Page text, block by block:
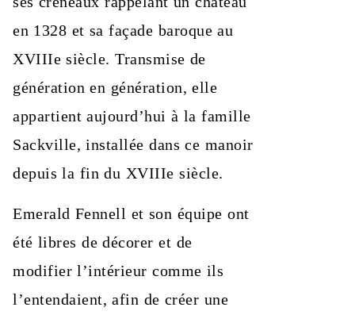
en 1328 et sa façade baroque au
XVIIIe siècle. Transmise de
génération en génération, elle
appartient aujourd’hui à la famille
Sackville, installée dans ce manoir
depuis la fin du XVIIIe siècle.
Emerald Fennell et son équipe ont
été libres de décorer et de
modifier l’intérieur comme ils
l’entendaient, afin de créer une